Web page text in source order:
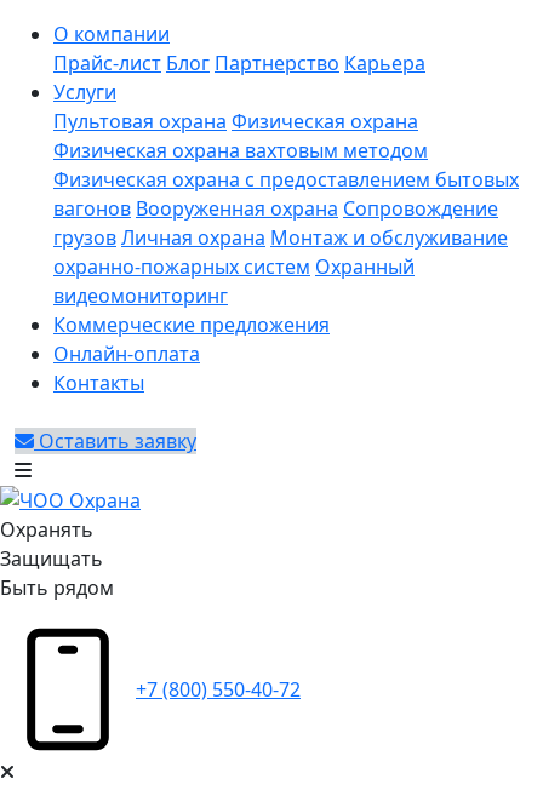
О компании
Прайс-лист Блог Партнерство Карьера
Услуги
Пультовая охрана Физическая охрана
Физическая охрана вахтовым методом
Физическая охрана с предоставлением бытовых
вагонов Вооруженная охрана Сопровождение
грузовЛичная охрана Монтаж и обслуживание
охранно-пожарных систем Охранный
видеомониторинг
Коммерческие предложения
Онлайн-оплата
Контакты
Оставить заявку
Охранять
Защищать
Быть рядом
+7 (800) 550-40-72